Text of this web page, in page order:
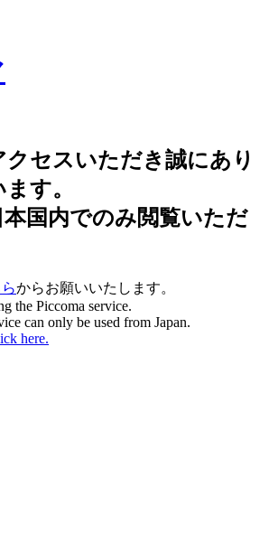
クセスいただき誠にあり
す。
国内でのみ閲覧いただ
からお願いいたします。
the Piccoma service.
can only be used from Japan.
here.